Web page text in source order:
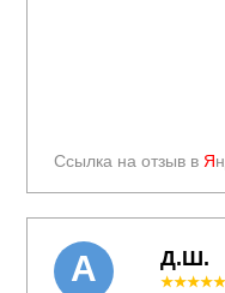
Ссылка на отзыв в Я
Д.Ш.
★★★★★
А